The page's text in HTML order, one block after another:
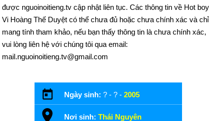
được nguoinoitieng.tv cập nhật liên tục. Các thông tin về Hot boy
Vi Hoàng Thế Duyệt có thể chưa đủ hoặc chưa chính xác và chỉ
mang tính tham khảo, nếu bạn thấy thông tin là chưa chính xác,
vui lòng liên hệ với chúng tôi qua email:
mail.nguoinoitieng.tv@gmail.com
Ngày sinh: ? - ? - 2005
Nơi sinh: Thái Nguyên